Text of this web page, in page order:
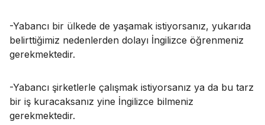
-Yabancı bir ülkede de yaşamak istiyorsanız, yukarıda
belirttiğimiz nedenlerden dolayı İngilizce öğrenmeniz
gerekmektedir.
-Yabancı şirketlerle çalışmak istiyorsanız ya da bu tarz
bir iş kuracaksanız yine İngilizce bilmeniz
gerekmektedir.